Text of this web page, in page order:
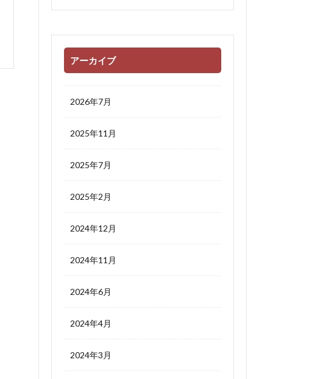
アーカイブ
2026年7月
2025年11月
2025年7月
2025年2月
2024年12月
2024年11月
2024年6月
2024年4月
2024年3月